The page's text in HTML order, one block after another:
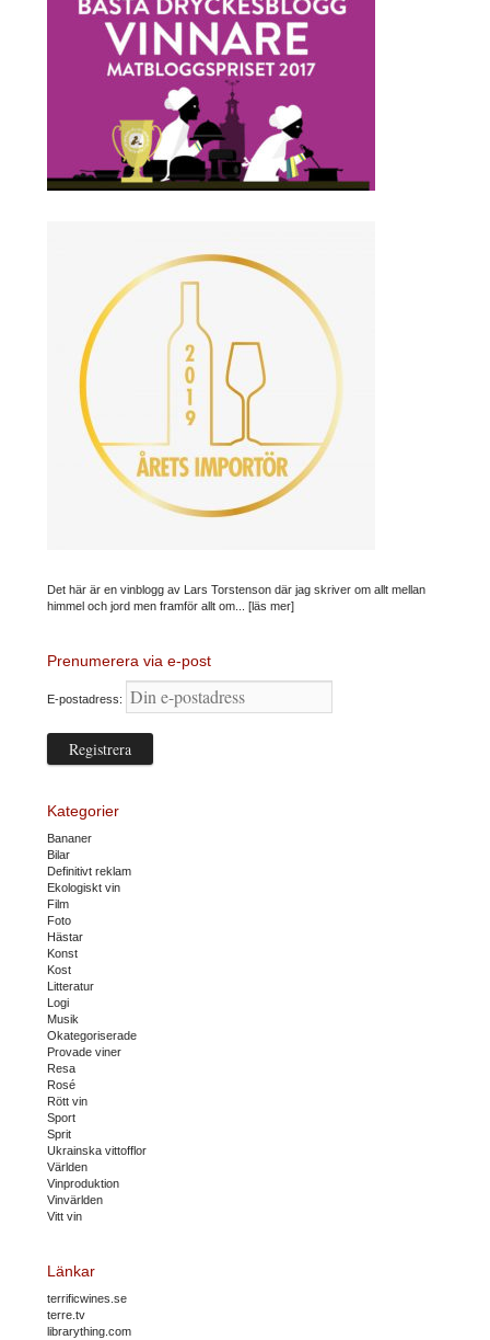
Det här är en vinblogg av Lars Torstenson där jag skriver om allt mellan
himmel och jord men framför allt om... [läs mer]
Prenumerera via e-post
E-postadress:
Kategorier
Bananer
Bilar
Definitivt reklam
Ekologiskt vin
Film
Foto
Hästar
Konst
Kost
Litteratur
Logi
Musik
Okategoriserade
Provade viner
Resa
Rosé
Rött vin
Sport
Sprit
Ukrainska vittofflor
Världen
Vinproduktion
Vinvärlden
Vitt vin
Länkar
terrificwines.se
terre.tv
librarything.com